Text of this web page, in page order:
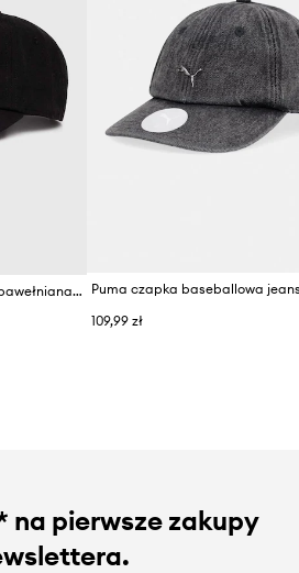
Puma czapka z daszkiem bawełniana Downtown Low Curve Cap
109,99 zł
na pierwsze zakupy